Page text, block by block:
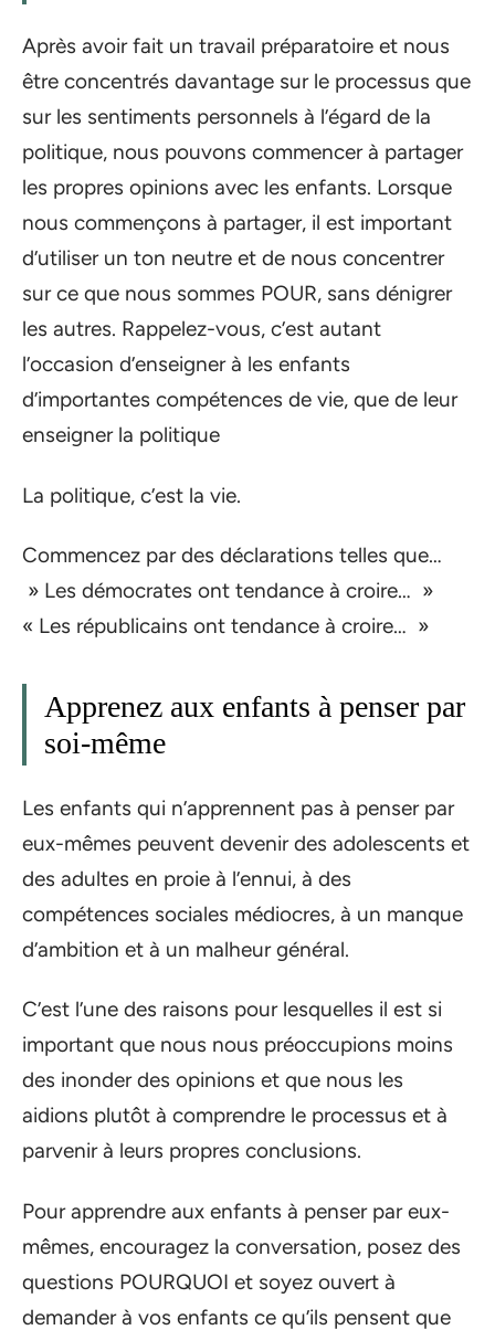
Après avoir fait un travail préparatoire et nous
être concentrés davantage sur le processus que
sur les sentiments personnels à l’égard de la
politique, nous pouvons commencer à partager
les propres opinions avec les enfants. Lorsque
nous commençons à partager, il est important
d’utiliser un ton neutre et de nous concentrer
sur ce que nous sommes POUR, sans dénigrer
les autres. Rappelez-vous, c’est autant
l’occasion d’enseigner à les enfants
d’importantes compétences de vie, que de leur
enseigner la politique
La politique, c’est la vie.
Commencez par des déclarations telles que…
» Les démocrates ont tendance à croire… »
« Les républicains ont tendance à croire… »
Apprenez aux enfants à penser par
soi-même
Les enfants qui n’apprennent pas à penser par
eux-mêmes peuvent devenir des adolescents et
des adultes en proie à l’ennui, à des
compétences sociales médiocres, à un manque
d’ambition et à un malheur général.
C’est l’une des raisons pour lesquelles il est si
important que nous nous préoccupions moins
des inonder des opinions et que nous les
aidions plutôt à comprendre le processus et à
parvenir à leurs propres conclusions.
Pour apprendre aux enfants à penser par eux-
mêmes, encouragez la conversation, posez des
questions POURQUOI et soyez ouvert à
demander à vos enfants ce qu’ils pensent que